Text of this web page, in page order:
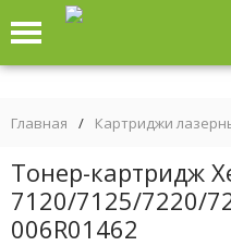
Главная / Картриджи
Тонер-картридж
7120/7125/7220/
006R01462